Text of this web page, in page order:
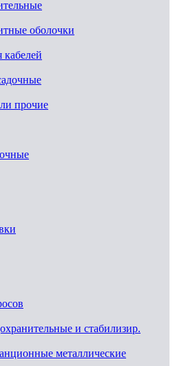
оболочки
кабелей
прочие
и стабилизир.
металлические